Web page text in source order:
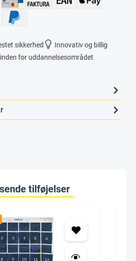
sikkerhed
Innovativ og billig
for uddannelsesområdet
tilføjelser